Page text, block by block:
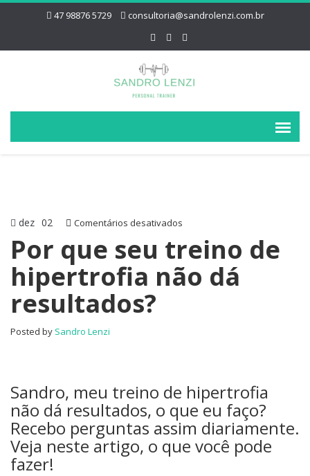
47 98876 5729 consultoria@sandrolenzi.com.br
dez 02 Comentários desativados
que
seu
treino
Por que seu treino de
hipertrofia não dá
resultados?
Posted by Sandro Lenzi
Sandro, meu treino de hipertrofia
não dá resultados, o que eu faço?
Recebo perguntas assim diariamente.
Veja neste artigo, o que você pode
fazer!